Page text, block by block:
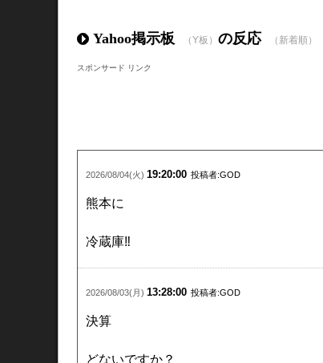
Yahoo掲示板 （Y板） の反応 （新着順）
スポンサード リンク
2026/08/04(火) 19:20:00 投稿者:GOD
熊本に
冷蔵庫‼️
2026/08/03(月) 13:28:00 投稿者:GOD
決算
どないですか？